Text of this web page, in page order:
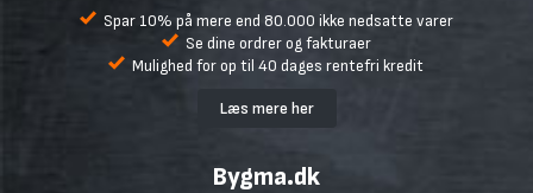
Spar 10% på mere end 80.000 ikke nedsatte varer
Se dine ordrer og fakturaer
Mulighed for op til 40 dages rentefri kredit
Læs mere her
Bygma.dk